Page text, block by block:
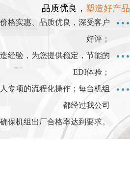
品质优良， 塑造好产品
格实惠、品质优良，深受客户
好评；
经验，为您提供稳定，节能的
EDI体验；
专项的流程化操作；每台机组
都经过我公司
保机组出厂合格率达到要求。